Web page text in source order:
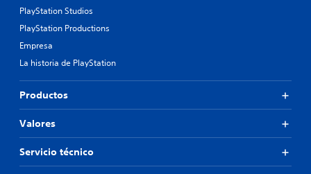
PlayStation Studios
PlayStation Productions
Empresa
La historia de PlayStation
Productos
Valores
Servicio técnico